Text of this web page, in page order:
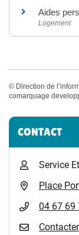
Aides
Logement
© Direction de
comarquage
CONTACT
Service
Place
04 67 69
Contacter